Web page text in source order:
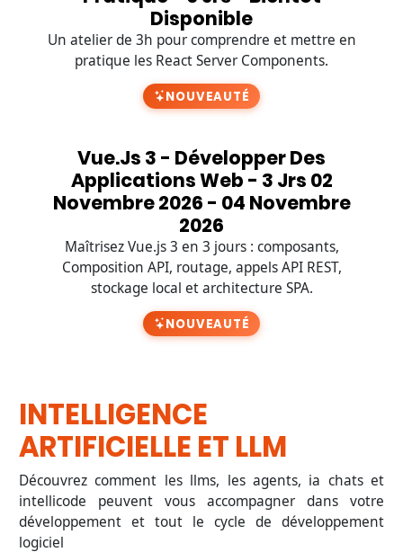
Disponible
Un atelier de 3h pour comprendre et mettre en
pratique les React Server Components.
NOUVEAUTÉ
Vue.js 3 - Développer Des
Applications Web - 3 Jrs 02
Novembre 2026 - 04 Novembre
2026
Maîtrisez Vue.js 3 en 3 jours : composants,
Composition API, routage, appels API REST,
stockage local et architecture SPA.
NOUVEAUTÉ
INTELLIGENCE
ARTIFICIELLE ET LLM
Découvrez comment les llms, les agents, ia chats et
intellicode peuvent vous accompagner dans votre
développement et tout le cycle de développement
logiciel